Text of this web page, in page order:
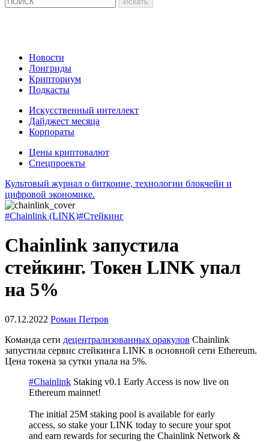
Новости
Лонгриды
Крипториум
Подкасты
Искусственный интеллект
Дайджест месяца
Корпораты
Цены криптовалют
Спецпроекты
Культовый журнал о биткоине, технологии блокчейн и
цифровой экономике.
#Chainlink (LINK)#Стейкинг
Chainlink запустила
стейкинг. Токен LINK упал
на 5%
07.12.2022 Роман Петров
Команда сети децентрализованных оракулов Chainlink
запустила сервис стейкинга LINK в основной сети Ethereum.
Цена токена за сутки упала на 5%.
#Chainlink Staking v0.1 Early Access is now live on
Ethereum mainnet!
The initial 25M staking pool is available for early
access, so stake your LINK today to secure your spot
and earn rewards for securing the Chainlink Network &